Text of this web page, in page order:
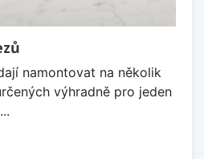
namontovat na několik
výhradně pro jeden